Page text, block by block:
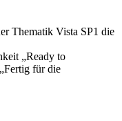
Thematik Vista SP1 die
„Ready to
für die